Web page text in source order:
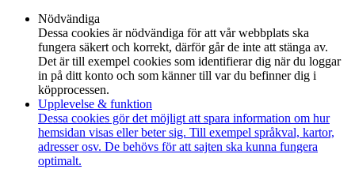
Nödvändiga
Dessa cookies är nödvändiga för att vår webbplats ska
fungera säkert och korrekt, därför går de inte att stänga av.
Det är till exempel cookies som identifierar dig när du loggar
in på ditt konto och som känner till var du befinner dig i
köpprocessen.
Upplevelse & funktion
Dessa cookies gör det möjligt att spara information om hur
hemsidan visas eller beter sig. Till exempel språkval, kartor,
adresser osv. De behövs för att sajten ska kunna fungera
optimalt.